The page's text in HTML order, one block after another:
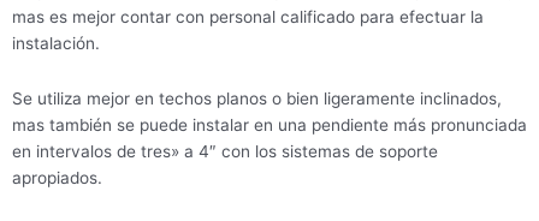
mas es mejor contar con personal calificado para efectuar la
instalación.
Se utiliza mejor en techos planos o bien ligeramente inclinados,
mas también se puede instalar en una pendiente más pronunciada
en intervalos de tres» a 4″ con los sistemas de soporte
apropiados.